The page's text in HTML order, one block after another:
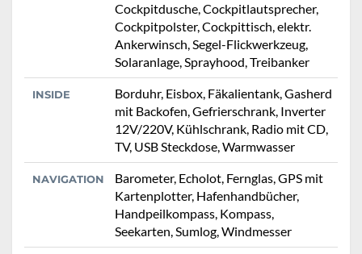
Cockpitdusche, Cockpitlautsprecher,
Cockpitpolster, Cockpittisch, elektr.
Ankerwinsch, Segel-Flickwerkzeug,
Solaranlage, Sprayhood, Treibanker
INSIDE
Borduhr, Eisbox, Fäkalientank, Gasherd
mit Backofen, Gefrierschrank, Inverter
12V/220V, Kühlschrank, Radio mit CD,
TV, USB Steckdose, Warmwasser
NAVIGATION
Barometer, Echolot, Fernglas, GPS mit
Kartenplotter, Hafenhandbücher,
Handpeilkompass, Kompass,
Seekarten, Sumlog, Windmesser